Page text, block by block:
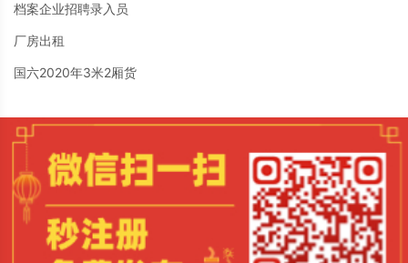
档案企业招聘录入员
厂房出租
国六2020年3米2厢货